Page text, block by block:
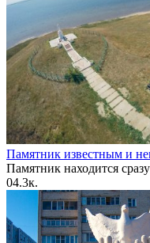
Памятник известным и
Памятник находится
04.3к.